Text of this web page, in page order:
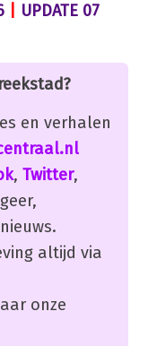
UPDATE 07
en verhalen
, Twitter,
altijd via
onze